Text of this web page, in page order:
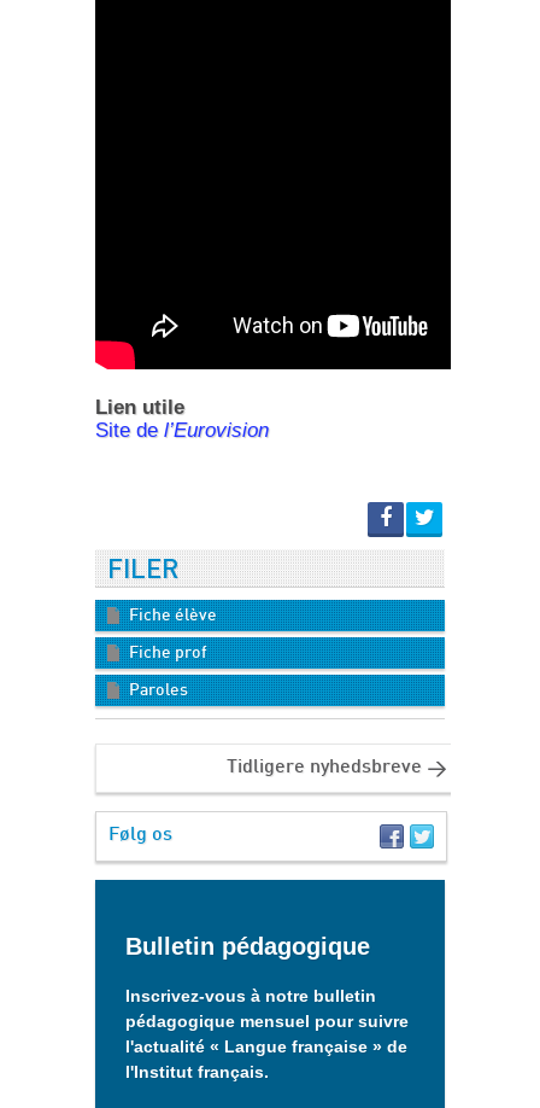
Lien utile
Site de l’Eurovision
FILER
Fiche élève
Fiche prof
Paroles
Tidligere nyhedsbreve
Følg os
Bulletin pédagogique
Inscrivez-vous à notre bulletin
pédagogique mensuel pour suivre
l'actualité « Langue française » de
l'Institut français.